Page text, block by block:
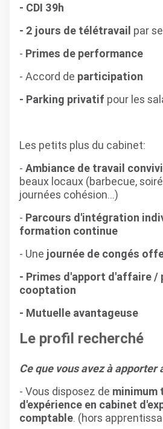
- CDI 39h
- 2 jours de télétravail par
- Primes de performance
- Accord de participation
- Parking privatif pour les
Les petits plus du cabinet:
- Ambiance de travail
beaux locaux (barbecue,
journées cohésion...)
- Parcours d'intégration
formation continue
- Une journée de congés
- Primes d'apport d'affaire /
cooptation
- Mutuelle avantageuse
Le profil recherché
Ce que vous avez à apporter
- Vous disposez de minimum
d'expérience en cabinet
comptable. (hors